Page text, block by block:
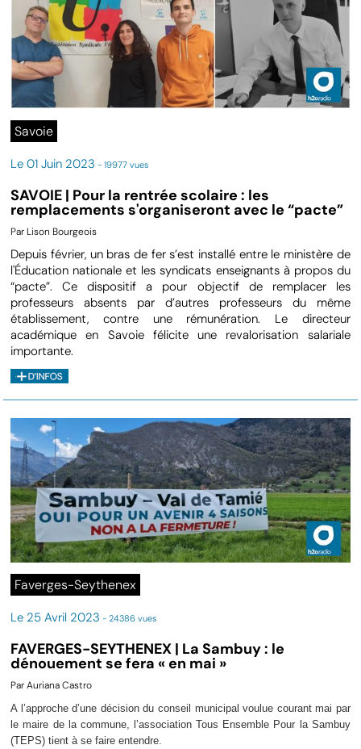
Savoie
Le 01 Juin 2023 - 19977 vues
SAVOIE | Pour la rentrée scolaire : les
remplacements s'organiseront avec le “pacte”
Par Lison Bourgeois
Depuis février, un bras de fer s’est installé entre le ministère de
l'Éducation nationale et les syndicats enseignants à propos du
“pacte”. Ce dispositif a pour objectif de remplacer les
professeurs absents par d’autres professeurs du même
établissement, contre une rémunération. Le directeur
académique en Savoie félicite une revalorisation salariale
importante.
Faverges-Seythenex
Le 25 Avril 2023 - 24386 vues
FAVERGES-SEYTHENEX | La Sambuy : le
dénouement se fera « en mai »
Par Auriana Castro
A l’approche d’une décision du conseil municipal voulue courant mai par
le maire de la commune, l’association Tous Ensemble Pour la Sambuy
(TEPS) tient à se faire entendre.